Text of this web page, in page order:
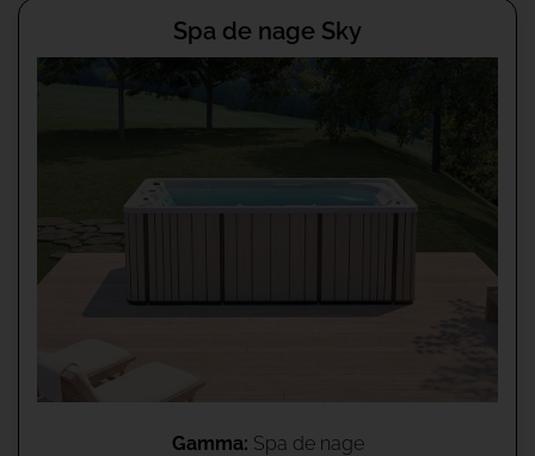
Spa de nage Sky
Gamma: Spa de nage